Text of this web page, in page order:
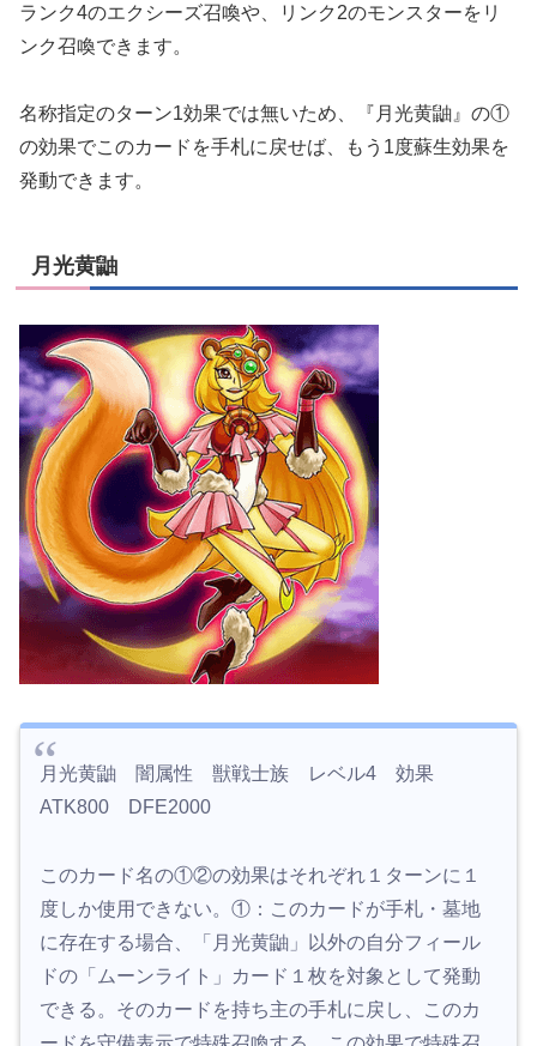
ランク4のエクシーズ召喚や、リンク2のモンスターをリ
ンク召喚できます。
名称指定のターン1効果では無いため、『月光黄鼬』の①
の効果でこのカードを手札に戻せば、もう1度蘇生効果を
発動できます。
月光黄鼬
月光黄鼬 闇属性 獣戦士族 レベル4 効果
ATK800 DFE2000
このカード名の①②の効果はそれぞれ１ターンに１
度しか使用できない。①：このカードが手札・墓地
に存在する場合、「月光黄鼬」以外の自分フィール
ドの「ムーンライト」カード１枚を対象として発動
できる。そのカードを持ち主の手札に戻し、このカ